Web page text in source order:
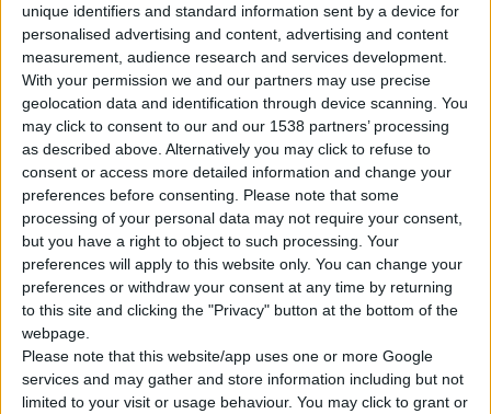
unique identifiers and standard information sent by a device for
personalised advertising and content, advertising and content
measurement, audience research and services development.
With your permission we and our partners may use precise
geolocation data and identification through device scanning. You
may click to consent to our and our 1538 partners’ processing
as described above. Alternatively you may click to refuse to
consent or access more detailed information and change your
preferences before consenting.
Please note that some
processing of your personal data may not require your consent,
but you have a right to object to such processing. Your
preferences will apply to this website only. You can change your
preferences or withdraw your consent at any time by returning
to this site and clicking the "Privacy" button at the bottom of the
webpage.
Please note that this website/app uses one or more Google
services and may gather and store information including but not
limited to your visit or usage behaviour. You may click to grant or
19/5/2026 4:07:52 μμ
Στα 20 δισ. ευρώ τα ιατροτεχνολογικά προϊόντα αυτοφροντίδας
Σύμφωνα με έρευνα της AESGP και της IQVIA